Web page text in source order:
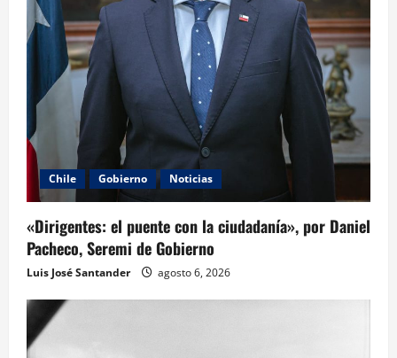
Chile Gobierno Noticias
«Dirigentes: el puente con la ciudadanía», por Daniel
Pacheco, Seremi de Gobierno
Luis José Santander agosto 6, 2026